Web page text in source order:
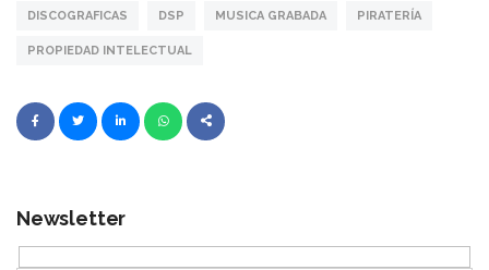
DISCOGRAFICAS DSP MUSICA GRABADA PIRATERÍA
PROPIEDAD INTELECTUAL
Newsletter